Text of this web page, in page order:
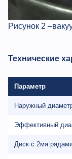
Рисунок 2
Технические
Параметр
Наружный
Эффективный
Диск с 2мя